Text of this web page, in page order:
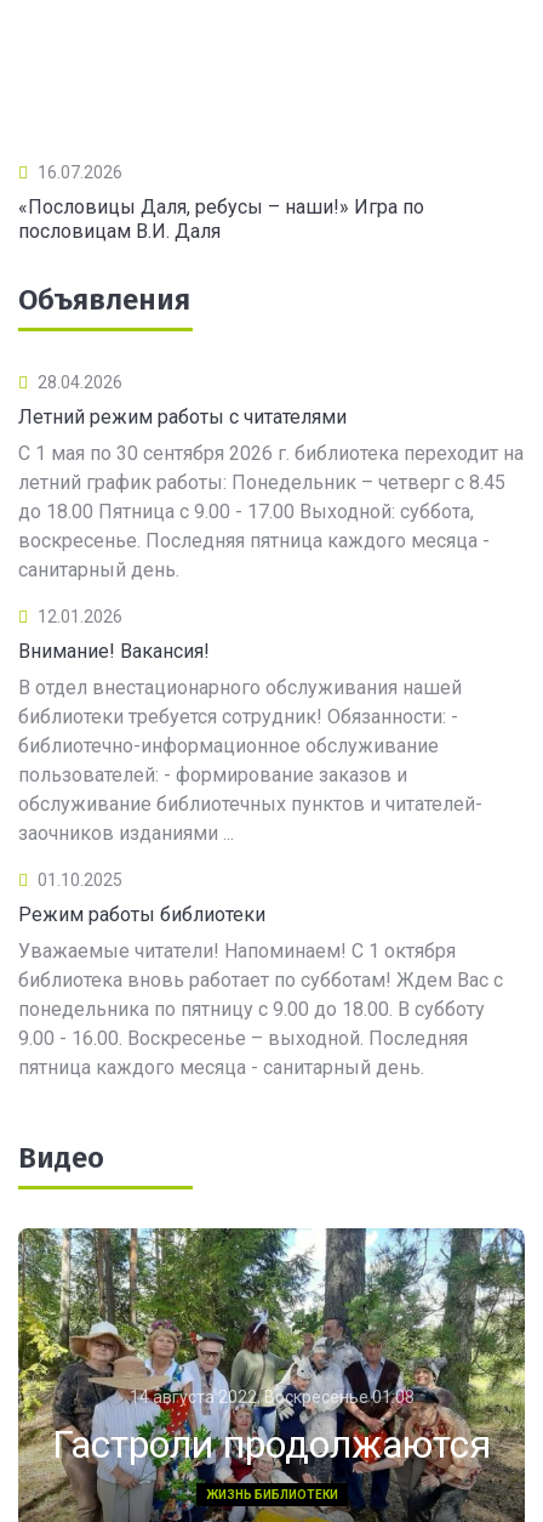
16.07.2026
«Пословицы Даля, ребусы – наши!» Игра по
пословицам В.И. Даля
Объявления
28.04.2026
Летний режим работы с читателями
С 1 мая по 30 сентября 2026 г. библиотека переходит на
летний график работы: Понедельник – четверг с 8.45
до 18.00 Пятница с 9.00 - 17.00 Выходной: суббота,
воскресенье. Последняя пятница каждого месяца -
санитарный день.
12.01.2026
Внимание! Вакансия!
В отдел внестационарного обслуживания нашей
библиотеки требуется сотрудник! Обязанности: -
библиотечно-информационное обслуживание
пользователей: - формирование заказов и
обслуживание библиотечных пунктов и читателей-
заочников изданиями ...
01.10.2025
Режим работы библиотеки
Уважаемые читатели! Напоминаем! С 1 октября
библиотека вновь работает по субботам! Ждем Вас с
понедельника по пятницу с 9.00 до 18.00. В субботу
9.00 - 16.00. Воскресенье – выходной. Последняя
пятница каждого месяца - санитарный день.
Видео
14 августа 2022, Воскресенье 01:08
Гастроли продолжаются
ЖИЗНЬ БИБЛИОТЕКИ